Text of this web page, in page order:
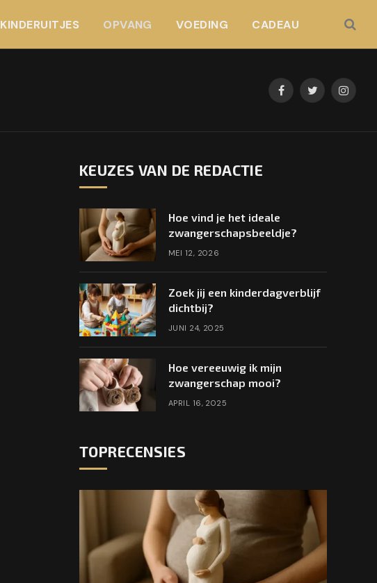
KINDERUITJES OPVANG VOEDING CADEAU
FacebookTwitter
KEUZES VAN DE REDACTIE
Hoe vind je het ideale
zwangerschapsbeeldje?
MEI 12, 2026
Zoek jij een kinderdagverblijf
dichtbij?
JUNI 24, 2025
Hoe vereeuwig ik mijn
zwangerschap mooi?
APRIL 16, 2025
TOPRECENSIES